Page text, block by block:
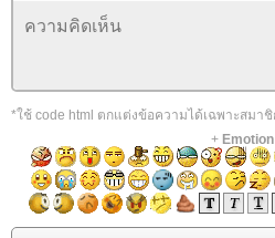
*ใช้ code html ตกแต่งข้อความได้เฉพาะสมาชิ
+ Emotion